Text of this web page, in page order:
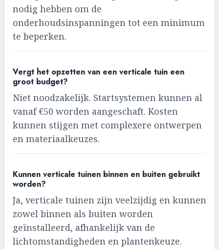
nodig hebben om de
onderhoudsinspanningen tot een minimum
te beperken.
Vergt het opzetten van een verticale tuin een
groot budget?
Niet noodzakelijk. Startsystemen kunnen al
vanaf €50 worden aangeschaft. Kosten
kunnen stijgen met complexere ontwerpen
en materiaalkeuzes.
Kunnen verticale tuinen binnen en buiten gebruikt
worden?
Ja, verticale tuinen zijn veelzijdig en kunnen
zowel binnen als buiten worden
geïnstalleerd, afhankelijk van de
lichtomstandigheden en plantenkeuze.